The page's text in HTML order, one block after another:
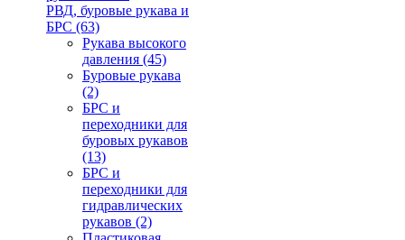
РВД, буровые рукава и
БРС (63)
Рукава высокого
давления (45)
Буровые рукава
(2)
БРС и
переходники для
буровых рукавов
(13)
БРС и
переходники для
гидравлических
рукавов (2)